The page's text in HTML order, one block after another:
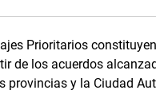
Prioritarios
de los acuerdos
provincias y la Ciudad